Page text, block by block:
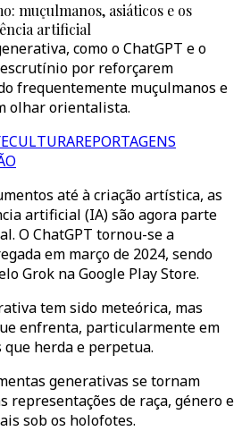
muçulmanos, asiáticos e os
artificial
como o ChatGPT e o
por reforçarem
frequentemente muçulmanos e
olhar orientalista.
CULTURAREPORTAGENS
até à criação artística, as
artificial (IA) são agora parte
O ChatGPT tornou-se a
em março de 2024, sendo
Grok na Google Play Store.
tem sido meteórica, mas
enfrenta, particularmente em
herda e perpetua.
generativas se tornam
representações de raça, género e
sob os holofotes.